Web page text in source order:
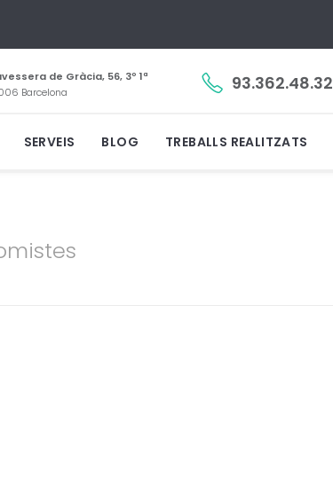
de Gràcia, 56, 3º 1ª
Barcelona
93.362.48.32
SERVEIS BLOG TREBALLS REALITZATS